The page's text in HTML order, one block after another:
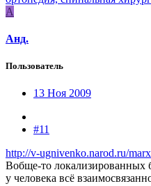
А
Анд.
Пользователь
13 Ноя 2009
#11
http://v-ugnivenko.narod.ru/
Вобще-то локализированных
у человека всё